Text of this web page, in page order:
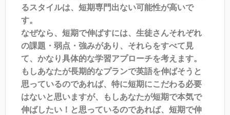
るスタイルは、短期専門出ない可能性が高いで
す。
なぜなら、短期で伸ばすには、生徒さんそれぞれ
の課題・弱点・強みがあり、それらをすべて見
て、かなり具体的な学習アプローチを考えます。
もしあなたが長期的なプランで英語を伸ばそうと
思っているのであれば、特に短期にこだわる必要
はないと思いますが、もしあなたが短期で本気で
伸ばしたい！と思っているのであれば、短期で伸